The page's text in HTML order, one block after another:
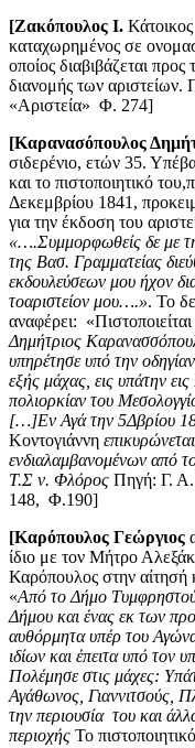
[Ζακόπουλος Ι.
καταχωρημένος σε
οποίος διαβιβάζεται
διανομής των
«Αριστεία» Φ. 274]
[Καρανασόπουλος
σιδερένιο, ετών 35.
και το πιστοποιητικό
Δεκεμβρίου 1841,
για την έκδοση του
«….Συμμορφωθείς δε με
της Βασ. Γραμματείας
εκδουλεύσεων μου ήχον
τοαριστείον μου….». Το
αναφέρει:
Δημήτριος
υπηρέτησε υπό την
εξής μάχας, εις υπάτην
πολιορκίαν του
[…]Εν Αγά την 5Δβρίου
Κοντογιάννη
ενδιαλαμβανομένων από
Τ.Σ ν. Φλόρος Πηγή: Γ. Α.
148, Φ.190]
[Καρόπουλος Γεώργιος
ίδιο με τον Μήτρο
Καρόπουλος στην αίτησή
«Από το Δήμο Τυμφρηστού
Δήμου και ένας εκ των
αυθόρμητα υπέρ του
ιδίων και έπειτα υπό τον
Πολέμησε στις μάχες:
Αγάθωνος, Γιαννιτσούς,
την περιουσία του και
περιοχής Το